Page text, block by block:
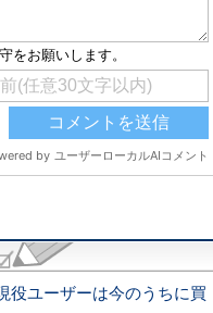
役ユーザーは今のうちに買